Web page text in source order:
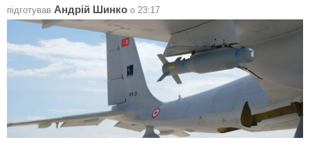
підготував Андрій Шинко о 23:17